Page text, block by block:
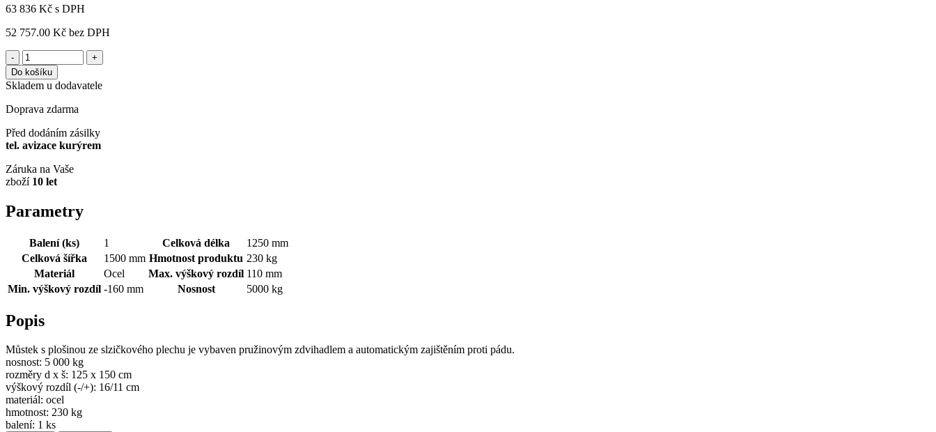
63 836 Kč s DPH
52 757.00 Kč bez DPH
-
+
Do košíku
Skladem u dodavatele
Doprava zdarma
Před dodáním zásilky
tel. avizace kurýrem
Záruka na Vaše
zboží 10 let
Parametry
Balení (ks) 1 Celková délka
1250 mm
Celková šířka
1500 mm Hmotnost produktu 230 kg
Materiál
Ocel Max. výškový rozdíl 110 mm
Min. výškový rozdíl -160 mm Nosnost 5000 kg
Popis
Můstek s plošinou ze slzičkového plechu je vybaven pružinovým zdvihadlem a automatickým zajištěním proti pádu.
nosnost: 5 000 kg
rozměry d x š: 125 x 150 cm
výškový rozdíl (-/+): 16/11 cm
materiál: ocel
hmotnost: 230 kg
balení: 1 ks